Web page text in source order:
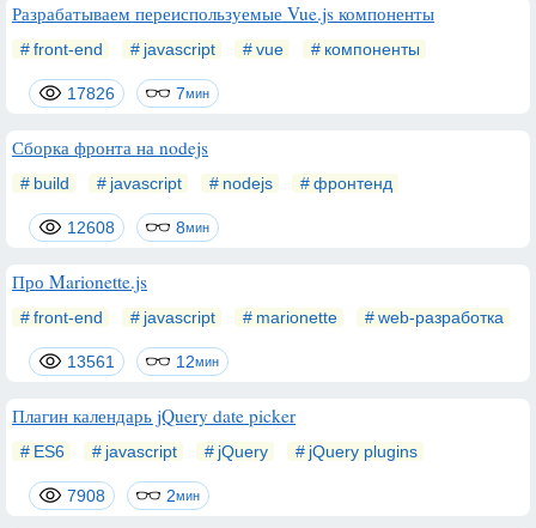
Разрабатываем переиспользуемые Vue.js компоненты
front-end javascript vue компоненты
17826 7мин
Сборка фронта на nodejs
build javascript nodejs фронтенд
12608 8мин
Про Marionette.js
front-end javascript marionette web-разработка
13561 12мин
Плагин календарь jQuery date picker
ES6 javascript jQuery jQuery plugins
7908 2мин